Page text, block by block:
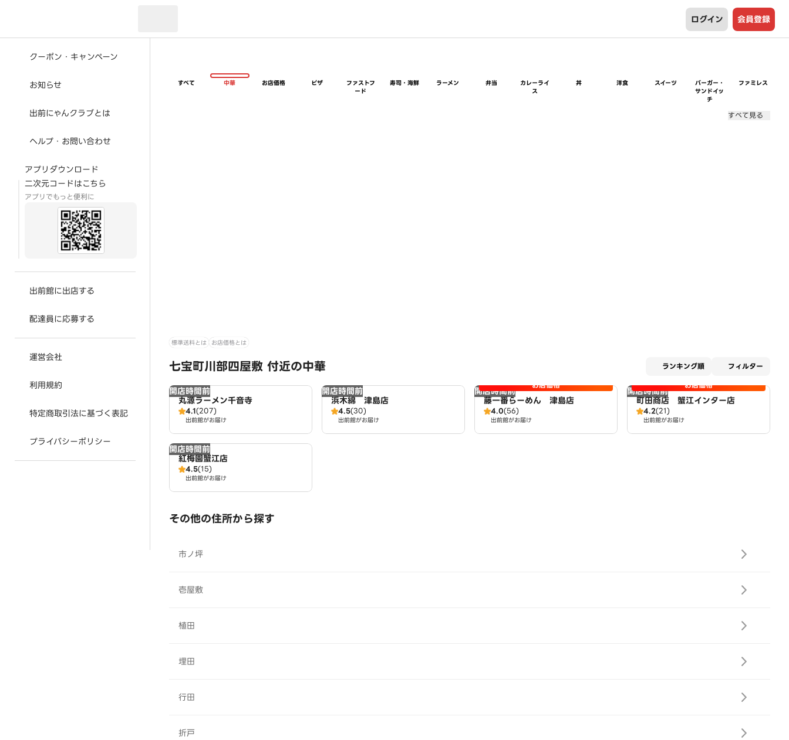
ログイン 会員登録
クーポン・キャンペーン
お知らせ
出前にゃんクラブとは
ヘルプ・お問い合わせ
アプリダウンロード
二次元コードはこちら
アプリでもっと便利に
出前館に出店する
配達員に応募する
運営会社
利用規約
特定商取引法に基づく表記
プライバシーポリシー
すべて 中華 お店価格 ピザ
ファストフ
ード
寿司・海鮮 ラーメン 弁当
カレーライ
ス
丼 洋食 スイーツ
バーガー・
サンドイッ
チ
ファミレス
すべて見る
標準送料とは お店価格とは
七宝町川部四屋敷 付近の中華 ランキング順 フィルター
開店時間前
丸源ラーメン千音寺
4.1(207)
出前館がお届け
開店時間前
浜木綿 津島店
4.5(30)
出前館がお届け
開店時間前 お店価格
藤一番らーめん 津島店
4.0(56)
出前館がお届け
開店時間前 お店価格
町田商店 蟹江インター店
4.2(21)
出前館がお届け
開店時間前
紅梅園蟹江店
4.5(15)
出前館がお届け
その他の住所から探す
市ノ坪
壱屋敷
植田
埋田
行田
折戸